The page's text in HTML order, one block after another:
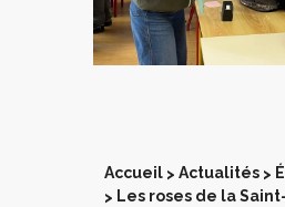
Accueil > Actualités >
> Les roses de la